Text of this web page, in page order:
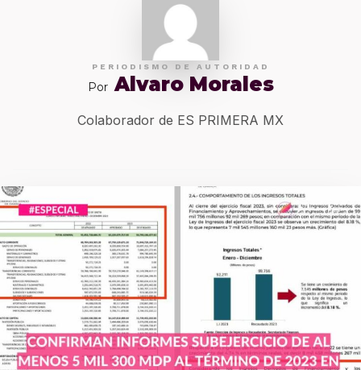
PERIODISMO DE AUTORIDAD
Por Alvaro Morales
Colaborador de ES PRIMERA MX